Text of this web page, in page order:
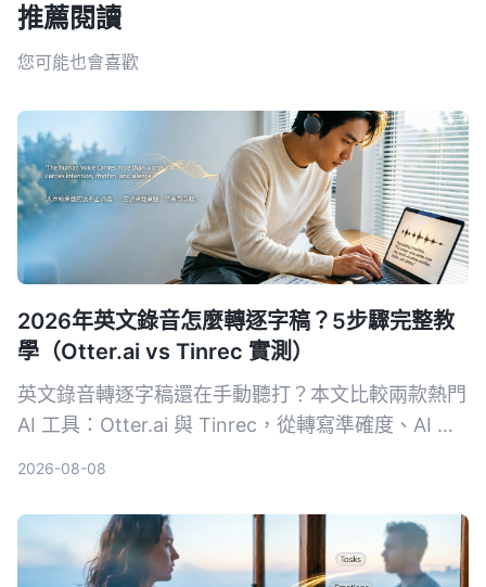
推薦閱讀
您可能也會喜歡
2026年英文錄音怎麼轉逐字稿？5步驟完整教
學（Otter.ai vs Tinrec 實測）
英文錄音轉逐字稿還在手動聽打？本文比較兩款熱門
AI 工具：Otter.ai 與 Tinrec，從轉寫準確度、AI 整
器。
2026-08-08